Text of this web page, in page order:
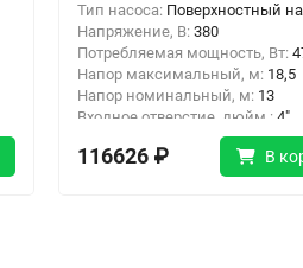
Тип насоса: Поверхностный
Напряжение, В: 380
Потребляемая мощность, Вт:
Напор максимальный, м: 18,5
Напор номинальный, м: 13
Входное отверстие, дюйм : 4"
Выходное отверстие, дюйм:2
116626 ₽ В